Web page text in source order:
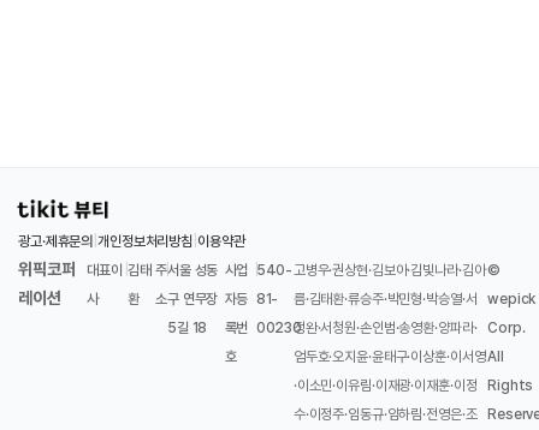
광고·제휴문의 |개인정보처리방침 이용약관
위픽코퍼
레이션
대표이
사
|김태
환
주
소
|서울 성동
구 연무장
5길 18
사업
자등
록번
호
|540-
81-
00230
고병우·권상현·김보아·김빛나라·김아
름·김태환·류승주·박민형·박승열·서
정완·서청원·손인범·송영환·양파라·
엄두호·오지윤·윤태구·이상훈·이서영
·이소민·이유림·이재광·이재훈·이정
수·이정주·임동규·임하림·전영은·조
©
wepick
Corp.
All
Rights